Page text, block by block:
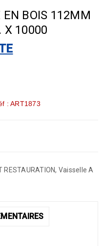
EN BOIS 112MM
X 10000
: ART1873
RESTAURATION, Vaisselle A